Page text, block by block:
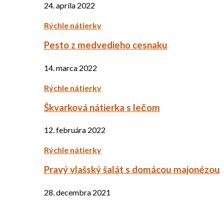
24. apríla 2022
Rýchle nátierky
Pesto z medvedieho cesnaku
14. marca 2022
Rýchle nátierky
Škvarková nátierka s lečom
12. februára 2022
Rýchle nátierky
Pravý vlašský šalát s domácou majonézou
28. decembra 2021